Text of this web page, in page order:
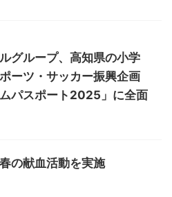
グループ、高知県の小学
ーツ・サッカー振興企画
ムパスポート2025」に全面
の献血活動を実施